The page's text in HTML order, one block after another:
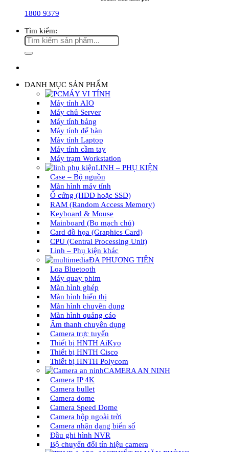
1800 9379
Tìm kiếm:
DANH MỤC SẢN PHẨM
MÁY VI TÍNH
Máy tính AIO
Máy chủ Server
Máy tính bảng
Máy tính để bàn
Máy tính Laptop
Máy tính cầm tay
Máy trạm Workstation
LINH – PHỤ KIỆN
Case – Bộ nguồn
Màn hình máy tính
Ổ cứng (HDD hoặc SSD)
RAM (Random Access Memory)
Keyboard & Mouse
Mainboard (Bo mạch chủ)
Card đồ họa (Graphics Card)
CPU (Central Processing Unit)
Linh – Phụ kiện khác
ĐA PHƯƠNG TIỆN
Loa Bluetooth
Máy quay phim
Màn hình ghép
Màn hình hiển thị
Màn hình chuyên dụng
Màn hình quảng cáo
Âm thanh chuyên dụng
Camera trực tuyến
Thiết bị HNTH AiKyo
Thiết bị HNTH Cisco
Thiết bị HNTH Polycom
CAMERA AN NINH
Camera IP 4K
Camera bullet
Camera dome
Camera Speed Dome
Camera hộp ngoài trời
Camera nhận dạng biển số
Đầu ghi hình NVR
Bộ chuyển đổi tín hiệu camera